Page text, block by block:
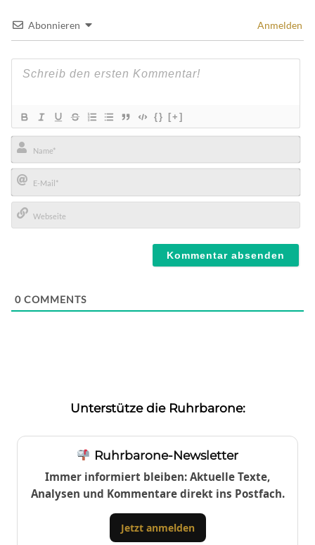
Abonnieren Anmelden
{} [+]
Name*
E-
Mail*
0 COMMENTS
Unterstütze die Ruhrbarone:
Ruhrbarone-Newsletter
Immer informiert bleiben: Aktuelle Texte,
Analysen und Kommentare direkt ins Postfach.
Jetzt anmelden